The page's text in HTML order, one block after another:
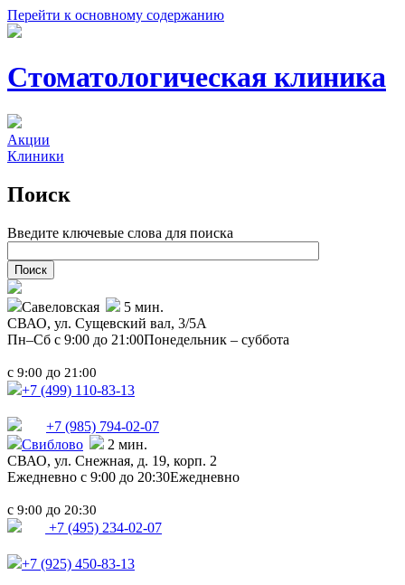
Перейти к основному содержанию
Стоматологическая клиника
Акции
Клиники
Поиск
Введите ключевые слова для поиска
Савеловская
5 мин.
СВАО, ул. Сущевский вал, 3/5А
Пн–Сб с 9:00 до 21:00Понедельник – суббота
с 9:00 до 21:00
+7 (499) 110-83-13
+7 (985) 794-02-07
Свиблово
2 мин.
СВАО, ул. Снежная, д. 19, корп. 2
Ежедневно с 9:00 до 20:30Ежедневно
с 9:00 до 20:30
+7 (495) 234-02-07
+7 (925) 450-83-13